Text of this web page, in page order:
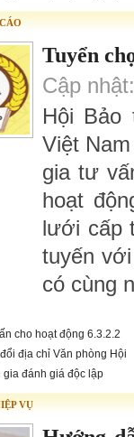
Tuyển
Cập
Hội Bảo
Việt
gia tư
hoạt
lưới cấp
tuyến
có cùng
cho hoạt động 6.3.2.2
địa chỉ Văn phòng Hội
đánh giá độc lập
VỤ